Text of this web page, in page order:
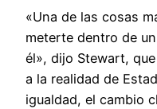
«Una de las cosas
meterte dentro de
él», dijo Stewart,
a la realidad de
igualdad, el cambio